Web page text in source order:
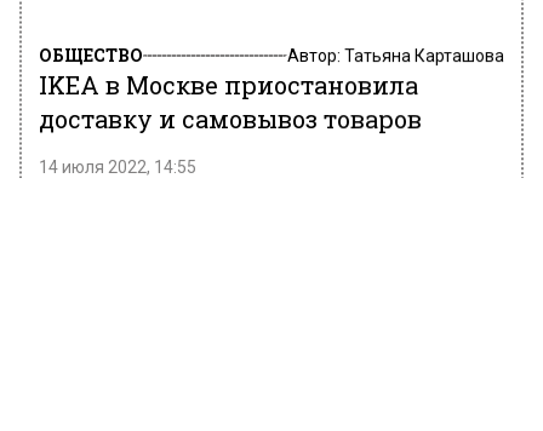
ОБЩЕСТВО Автор: Татьяна Карташова
IKEA в Москве приостановила
доставку и самовывоз товаров
14 июля 2022, 14:55